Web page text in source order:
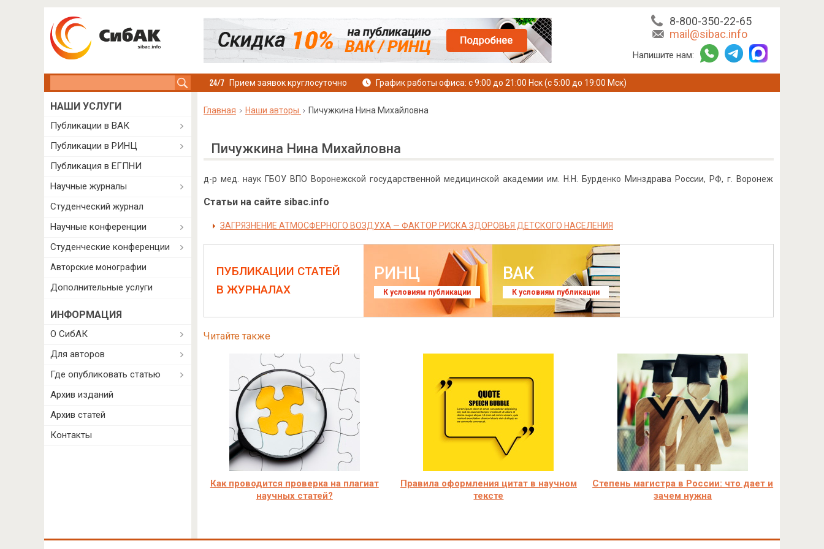
8-800-350-22-65
mail@sibac.info
Напишите нам:
Прием заявок круглосуточно График работы офиса: с 9:00 до 21:00 Нск (с 5:00 до 19:00 Мск)
Главная Наши авторы Пичужкина Нина Михайловна
Пичужкина Нина Михайловна
д-р мед. наук ГБОУ ВПО Воронежской государственной медицинской академии им. Н.Н. Бурденко Минздрава России, РФ, г. Воронеж
Статьи на сайте sibac.info
ЗАГРЯЗНЕНИЕ АТМОСФЕРНОГО ВОЗДУХА — ФАКТОР РИСКА ЗДОРОВЬЯ ДЕТСКОГО НАСЕЛЕНИЯ
ПУБЛИКАЦИИ СТАТЕЙ
В ЖУРНАЛАХ
РИНЦ
К условиям публикации
ВАК
К условиям публикации
Читайте также
Как проводится проверка на плагиат
научных статей?
Правила оформления цитат в научном
тексте
Степень магистра в России: что дает и
зачем нужна
НАШИ УСЛУГИ
Публикации в ВАК
Публикации в РИНЦ
Публикация в ЕГПНИ
Научные журналы
Студенческий журнал
Научные конференции
Студенческие конференции
Авторские монографии
Дополнительные услуги
ИНФОРМАЦИЯ
О СибАК
Для авторов
Где опубликовать статью
Архив изданий
Архив статей
Контакты